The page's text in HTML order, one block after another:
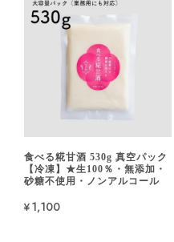
食べる糀甘酒 530g 真空パック
【冷凍】★生100％・無添加・
砂糖不使用・ノンアルコール
¥1,100